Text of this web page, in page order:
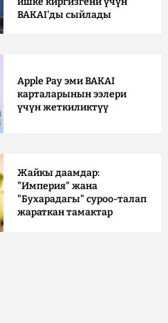
BAKAI'ды сыйлады
Apple Pay эми BAKAI
карталарынын ээлери
үчүн жеткиликтүү
Жайкы даамдар:
"Империя" жана
"Бухарадагы" суроо-талап
жараткан тамактар